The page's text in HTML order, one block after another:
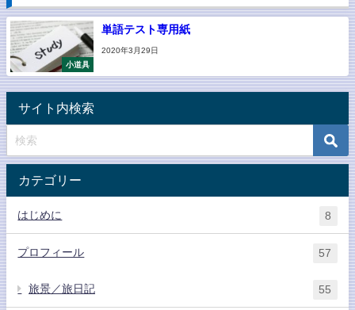
小道具
単語テスト専用紙
2020年3月29日
サイト内検索
カテゴリー
はじめに 8
プロフィール 57
旅景／旅日記 55